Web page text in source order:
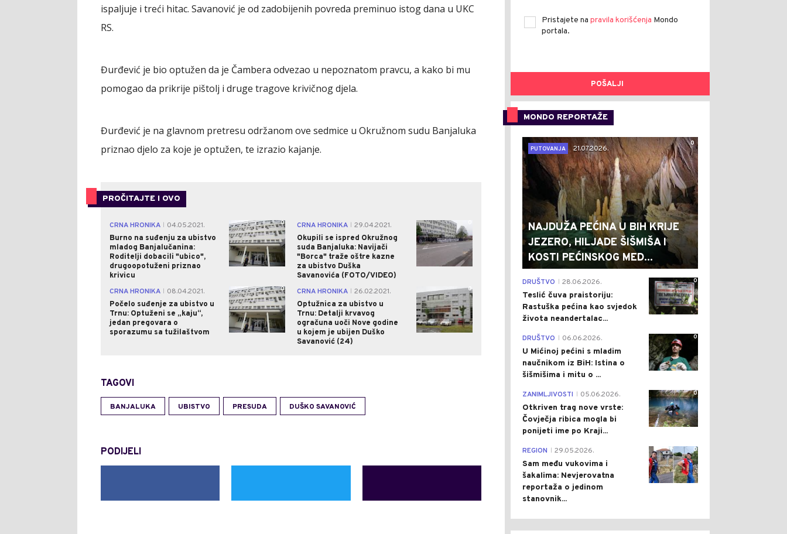
ispaljuje i treći hitac. Savanović je od zadobijenih povreda preminuo istog dana u UKC
RS.
Đurđević je bio optužen da je Čambera odvezao u nepoznatom pravcu, a kako bi mu
pomogao da prikrije pištolj i druge tragove krivičnog djela.
Đurđević je na glavnom pretresu održanom ove sedmice u Okružnom sudu Banjaluka
priznao djelo za koje je optužen, te izrazio kajanje.
PROČITAJTE I OVO
CRNA HRONIKA
04.05.2021.
Burno na suđenju za ubistvo
mladog Banjalučanina:
Roditelji dobacili "ubico",
drugoopotuženi priznao
krivicu
0 CRNA HRONIKA
29.04.2021.
Okupili se ispred Okružnog
suda Banjaluka: Navijači
"Borca" traže oštre kazne
za ubistvo Duška
Savanovića (FOTO/VIDEO)
CRNA HRONIKA
08.04.2021.
Počelo suđenje za ubistvo u
Trnu: Optuženi se „kaju“,
jedan pregovara o
sporazumu sa tužilaštvom
0 CRNA HRONIKA
26.02.2021.
Optužnica za ubistvo u
Trnu: Detalji krvavog
ogračuna uoči Nove godine
u kojem je ubijen Duško
Savanović (24)
0
TAGOVI
BANJALUKA UBISTVO PRESUDA DUŠKO SAVANOVIĆ
PODIJELI
Pristajete na pravila korišćenja Mondo
portala.
POŠALJI
MONDO REPORTAŽE
0
PUTOVANJA
21.07.2026.
NAJDUŽA PEĆINA U BIH KRIJE
JEZERO, HILJADE ŠIŠMIŠA I
KOSTI PEĆINSKOG MED...
0
DRUŠTVO 28.06.2026.
Teslić čuva praistoriju:
Rastuška pećina kao svjedok
života neandertalac...
0
DRUŠTVO 06.06.2026.
U Mićinoj pećini s mladim
naučnikom iz BiH: Istina o
šišmišima i mitu o ...
0
ZANIMLJIVOSTI 05.06.2026.
Otkriven trag nove vrste:
Čovječja ribica mogla bi
ponijeti ime po Kraji...
0
REGION 29.05.2026.
Sam među vukovima i
šakalima: Nevjerovatna
reportaža o jedinom
stanovnik...